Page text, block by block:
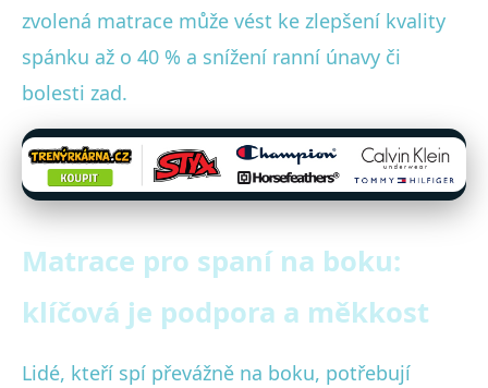
zvolená matrace může vést ke zlepšení kvality
spánku až o 40 % a snížení ranní únavy či
bolesti zad.
Matrace pro spaní na boku:
klíčová je podpora a měkkost
Lidé, kteří spí převážně na boku, potřebují